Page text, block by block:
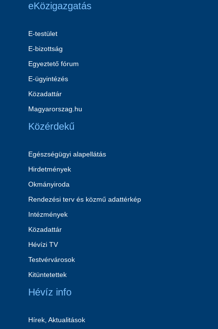
eKözigazgatás
E-testület
E-bizottság
Egyeztető fórum
E-ügyintézés
Közadattár
Magyarorszag.hu
Közérdekű
Egészségügyi alapellátás
Hirdetmények
Okmányiroda
Rendezési terv és közmű adattérkép
Intézmények
Közadattár
Hévízi TV
Testvérvárosok
Kitüntetettek
Hévíz info
Hírek, Aktualitások